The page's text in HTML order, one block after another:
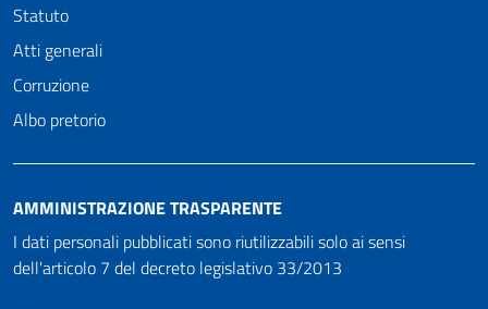
Statuto
Atti generali
Corruzione
Albo pretorio
AMMINISTRAZIONE TRASPARENTE
I dati personali pubblicati sono riutilizzabili solo ai sensi
dell'articolo 7 del decreto legislativo 33/2013